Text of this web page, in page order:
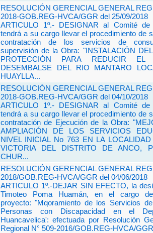
RESOLUCIÓN GERENCIAL GENERAL
2018-GOB.REG-HVCA/GGR del 25/09/2018
ARTICULO 1º.- DESIGNAR al Comité de
tendrá a su cargo llevar el procedimiento de
contratación de los servicios de
supervisión de la Obra: "INSTALACIÓN
PROTECCIÓN PARA REDUCIR EL
DESEMBALSE DEL RIO MANTARO
HUAYLLA...
RESOLUCIÓN GERENCIAL GENERAL
2018-GOB.REG-HVCA/GGR del 04/10/2018
ARTICULO 1º.- DESIGNAR al Comité de
tendrá a su cargo llevar el procedimiento de
contratación de Ejecución de la Obra:
AMPLIACIÓN DE LOS SERVICIOS
NIVEL INICIAL No 763 EN LA
VICTORIA DEL DISTRITO DE ANCO,
CHUR...
RESOLUCIÓN GERENCIAL GENERAL
2018/GOB.REG-HVCA/GGR del 04/06/2018
ARTICULO 1º.-DEJAR SIN EFECTO, la
Timoteo Poma Huamán, en el cargo
proyecto: "Mqoramiento de los Servicios
Personas con Discapacidad en el
Huancavelica': efectuada por Resolución
Regional N° 509-2016/GOB.REG-HVCA/